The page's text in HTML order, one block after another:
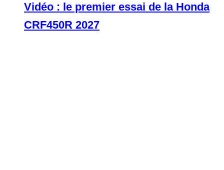
Vidéo : le premier essai de la Honda
CRF450R 2027